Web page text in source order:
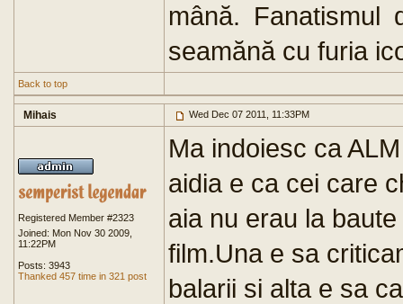
mână. Fanatismul
seamănă cu furia
Back to top
Mihais Wed Dec 07 2011, 11:33PM
Registered Member #2323
Joined: Mon Nov 30 2009,
11:22PM
Posts: 3943
Thanked 457 time in 321 post
Ma indoiesc ca
aidia e ca cei care
aia nu erau la
film.Una e sa
balarii si alta e sa